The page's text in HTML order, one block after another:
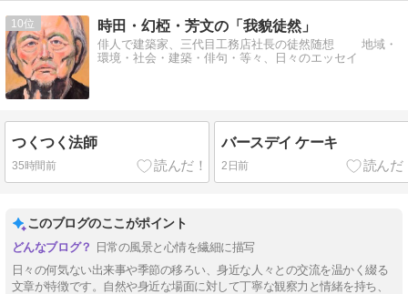
10 時田・幻椏・芳文の「我貌徒然」
俳人で建築家、三代目工務店社長の徒然随想 地域・
環境・社会・建築・俳句・等々、日々のエッセイ
つくつく法師
35時間前
バースデイ ケーキ
2日前
このブログのここがポイント
日常の風景と心情を繊細に描写
日々の何気ない出来事や季節の移ろい、身近な人々との交流を温かく綴る
文章が特徴です。自然や身近な場面に対して丁寧な観察力と情緒を持ち、